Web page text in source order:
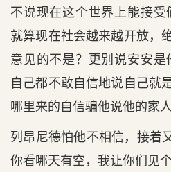
不说现在这个世界上能接
就算现在社会越来越开放，
意见的不是？更别说安安
自己都不敢自信地说自己就
哪里来的自信骗他说他的家
列昂尼德怕他不相信，接着
你看哪天有空，我让你们见